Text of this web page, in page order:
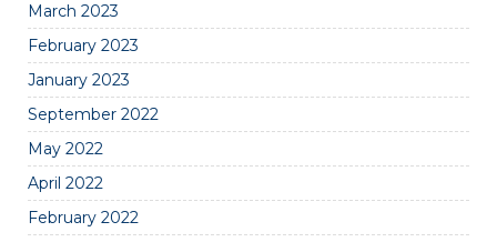
March 2023
February 2023
January 2023
September 2022
May 2022
April 2022
February 2022